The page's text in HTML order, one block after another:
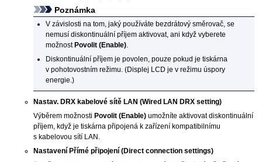
Poznámka
V závislosti na tom, jaký používáte bezdrátový směrovač, se
nemusí diskontinuální příjem aktivovat, ani když vyberete
možnostPovolit (Enable)
Diskontinuální příjem je povolen, pouze pokud jetiskárna
v pohotovostním režimu. (Displej LCD je v režimu úspory
energie.)
Nastav. DRX kabelové sítě LAN (Wired LAN DRX setting)
Výběrem možnosti Povolit (Enable)umožníte aktivovat diskontinuální
příjem, když je tiskárnapřipojená k zařízení kompatibilnímu
s kabelovou sítí LAN.
Nastavení Přímé připojení (Direct connection settings)